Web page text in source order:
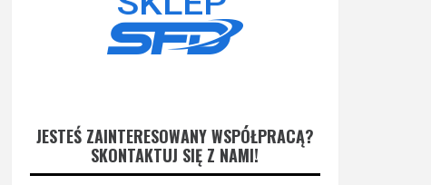
JESTEŚ ZAINTERESOWANY WSPÓŁPRACĄ?
SKONTAKTUJ SIĘ Z NAMI!